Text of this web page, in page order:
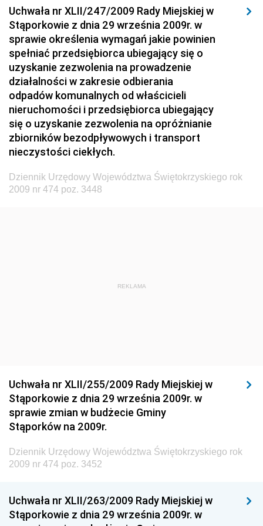
Dziennik Urzędowy Ministerstwa Hutnictwa i
Przemysłu Maszynowego
Dziennik Urzędowy Ministerstwa Zdrowia i Opieki
Społecznej
Dziennik Urzędowy Ministerstwa Rolnictwa, Leśnictwa
i Gospodarki Żywnościowej
Dziennik Urzędowy Ministra Spraw Wewnętrznych
Dziennik Urzędowy Ministra Transportu, Budownictwa
i Gospodarki Morskiej
Dziennik Urzędowy Ministra Administracji i Cyfryzacji
Dziennik Urzędowy Głównego Inspektora Ochrony
Dziennik Urzędowy Ministra Budownictwa i Przemysłu
Środowiska
Dziennik Urzędowy Ministerstwa Administracji,
Gospodarki Terenowej i Ochrony Środowiska
Gospodarki Przestrzennej
Dziennik Urzędowy Ministerstwa Przemysłu
Uchwała nr XLII/247/2009 Rady Miejskiej w
Stąporkowie z dnia 29 września 2009r. w
sprawie określenia wymagań jakie powinien
spełniać przedsiębiorca ubiegający się o
uzyskanie zezwolenia na prowadzenie
działalności w zakresie odbierania
odpadów komunalnych od właścicieli
nieruchomości i przedsiębiorca ubiegający
się o uzyskanie zezwolenia na opróżnianie
zbiorników bezodpływowych i transport
nieczystości ciekłych.
Dziennik Urzędowy Województwa Świętokrzyskiego rok
2009 nr 474 poz. 3448
REKLAMA
Uchwała nr XLII/255/2009 Rady Miejskiej w
Stąporkowie z dnia 29 września 2009r. w
sprawie zmian w budżecie Gminy
Stąporków na 2009r.
Dziennik Urzędowy Województwa Świętokrzyskiego rok
2009 nr 474 poz. 3452
Uchwała nr XLII/263/2009 Rady Miejskiej w
Stąporkowie z dnia 29 września 2009r. w